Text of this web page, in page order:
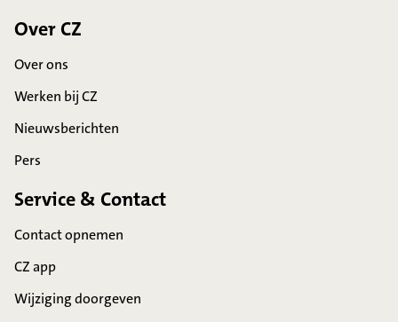
Over CZ
Over ons
Werken bij CZ
Nieuwsberichten
Pers
Service & Contact
Contact opnemen
CZ app
Wijziging doorgeven